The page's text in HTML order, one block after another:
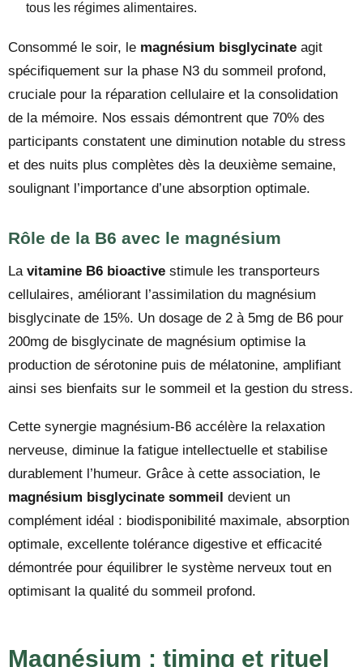
tous les régimes alimentaires.
Consommé le soir, le magnésium bisglycinate agit
spécifiquement sur la phase N3 du sommeil profond,
cruciale pour la réparation cellulaire et la consolidation
de la mémoire. Nos essais démontrent que 70% des
participants constatent une diminution notable du stress
et des nuits plus complètes dès la deuxième semaine,
soulignant l’importance d’une absorption optimale.
Rôle de la B6 avec le magnésium
La vitamine B6 bioactive stimule les transporteurs
cellulaires, améliorant l’assimilation du magnésium
bisglycinate de 15%. Un dosage de 2 à 5mg de B6 pour
200mg de bisglycinate de magnésium optimise la
production de sérotonine puis de mélatonine, amplifiant
ainsi ses bienfaits sur le sommeil et la gestion du stress.
Cette synergie magnésium-B6 accélère la relaxation
nerveuse, diminue la fatigue intellectuelle et stabilise
durablement l’humeur. Grâce à cette association, le
magnésium bisglycinate sommeil devient un
complément idéal : biodisponibilité maximale, absorption
optimale, excellente tolérance digestive et efficacité
démontrée pour équilibrer le système nerveux tout en
optimisant la qualité du sommeil profond.
Magnésium : timing et rituel